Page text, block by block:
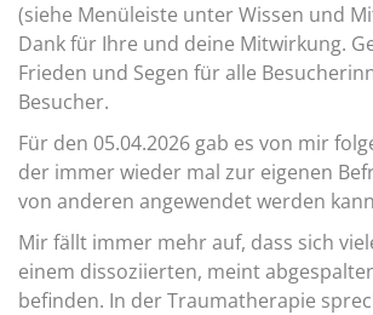
(siehe Menüleiste unter Wissen und
Dank für Ihre und deine Mitwirkung.
Frieden und Segen für alle
Besucher.
Für den 05.04.2026 gab es von mir
der immer wieder mal zur eigenen
von anderen angewendet werden
Mir fällt immer mehr auf, dass sich
einem dissoziierten, meint
befinden. In der Traumatherapie